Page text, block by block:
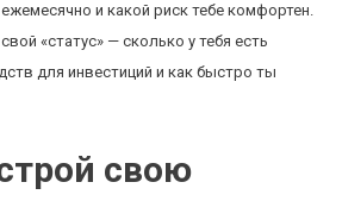
и какой риск тебе комфортен.
«статус» — сколько у тебя есть
для инвестиций и как быстро ты
свою